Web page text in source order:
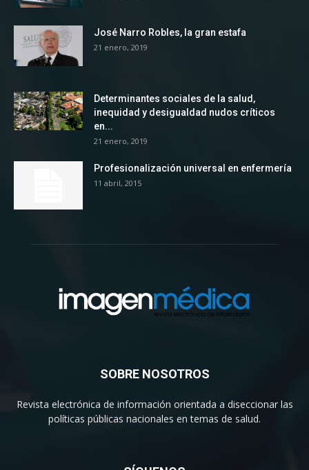
José Narro Robles, la gran estafa
21 enero, 2019
Determinantes sociales de la salud,
inequidad y desigualdad nudos críticos
en...
21 enero, 2019
Profesionalización universal en enfermería
11 abril, 2015
SOBRE NOSOTROS
Revista electrónica de información orientada a diseccionar las
políticas públicas nacionales en temas de salud.